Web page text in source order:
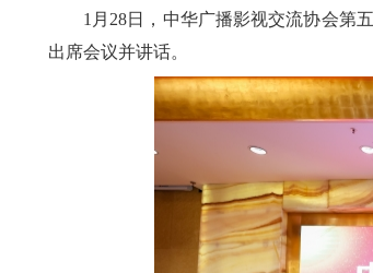
1月28日，中华广播影视交流协会第
出席会议并讲话。